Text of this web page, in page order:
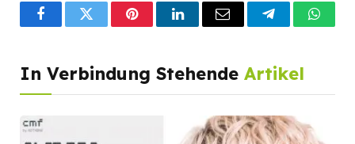
FacebookTwitterPinterestLinkedInEmail Telegram
In Verbindung Stehende Artikel